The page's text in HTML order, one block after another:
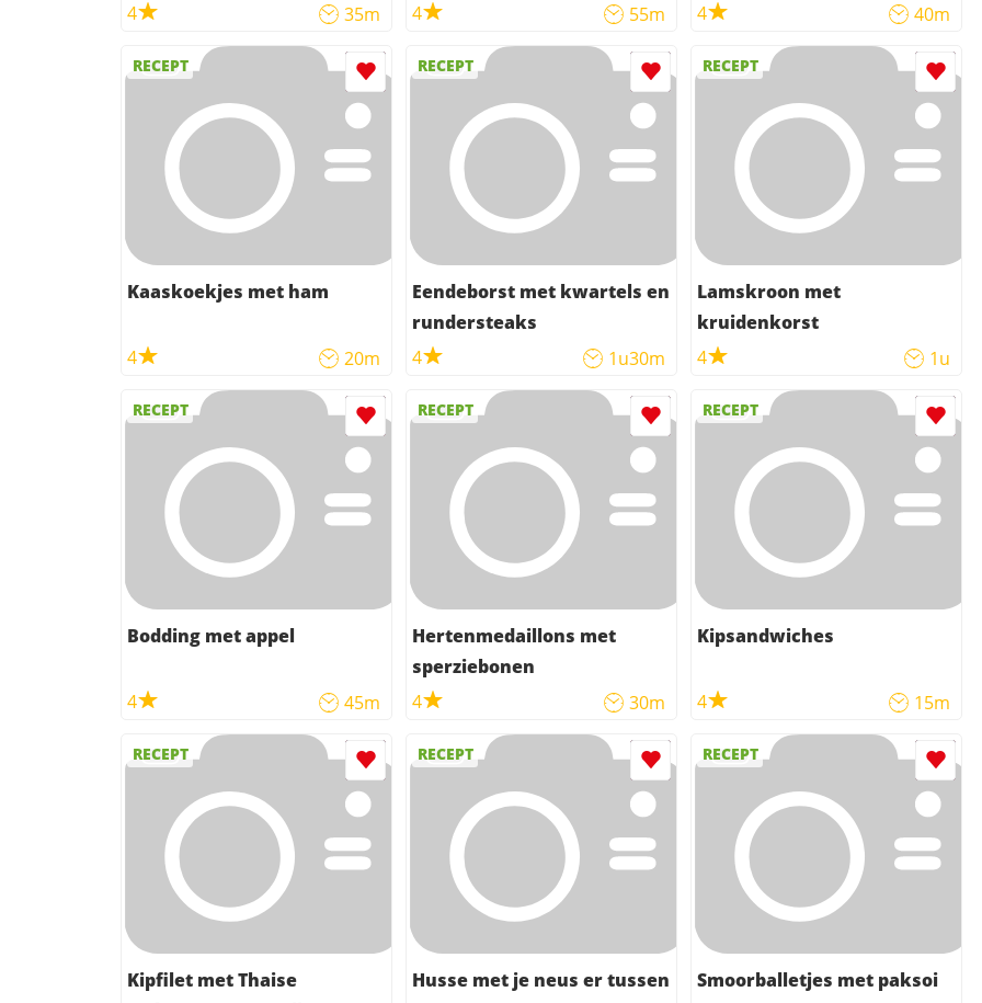
4 35m
4
55m
4
40m
RECEPT
Kaaskoekjes met ham
4 20m
RECEPT
Eendeborst met kwartels en
rundersteaks
4
1u30m
RECEPT
Lamskroon met
kruidenkorst
4
1u
RECEPT
Bodding met appel
4 45m
RECEPT
Hertenmedaillons met
sperziebonen
4
30m
RECEPT
Kipsandwiches
4 15m
RECEPT
Kipfilet met Thaise
RECEPT
Husse met je neus er tussen
RECEPT
Smoorballetjes met paksoi